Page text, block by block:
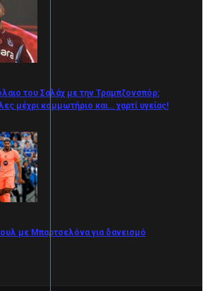
του Σαλάχ με την Τραμπζονσπόρ:
μέχρι κομμωτήριο και… χαρτί υγείας!
με Μπαρτσελόνα για δανεισμό